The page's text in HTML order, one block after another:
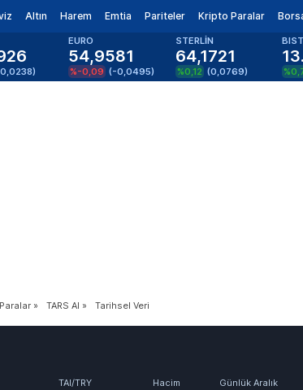
Altın Harem Emtia Pariteler Kripto Paralar
0,0238)
EURO
54,9581
%-0,09 (-0,0495)
STERLİN
64,1721
%0,12 (0,0769)
» TARS AI » Tarihsel Veri
TAI/TRY Hacim Günlük Aralık